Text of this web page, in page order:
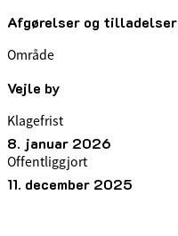
Afgørelser og tilladelser
Område
Vejle by
Klagefrist
8. januar 2026
Offentliggjort
11. december 2025